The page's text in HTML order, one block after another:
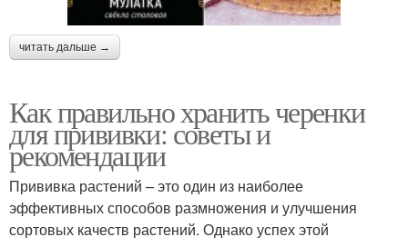
читать дальше →
Как правильно хранить черенки
для прививки: советы и
рекомендации
Прививка растений – это один из наиболее
эффективных способов размножения и улучшения
сортовых качеств растений. Однако успех этой